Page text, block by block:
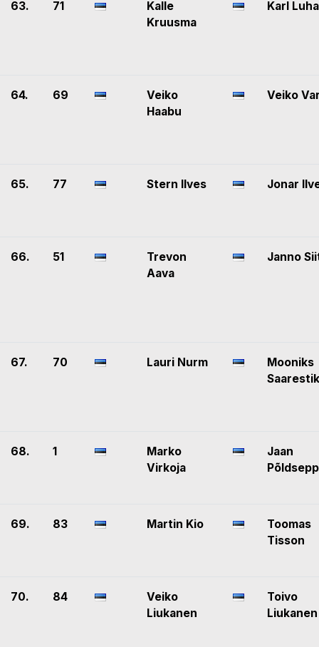
63. 71
Kalle
Kruusma
Karl
64. 69
Veiko
Haabu
Veiko
65. 77 Stern Ilves Jonar
66. 51
Trevon
Aava
Janno
67. 70 Lauri Nurm
Mooniks
Saarestik
68. 1
Marko
Virkoja
Jaan
Põldsepp
69. 83 Martin Kio
Toomas
Tisson
70. 84
Veiko
Liukanen
Toivo
Liukanen